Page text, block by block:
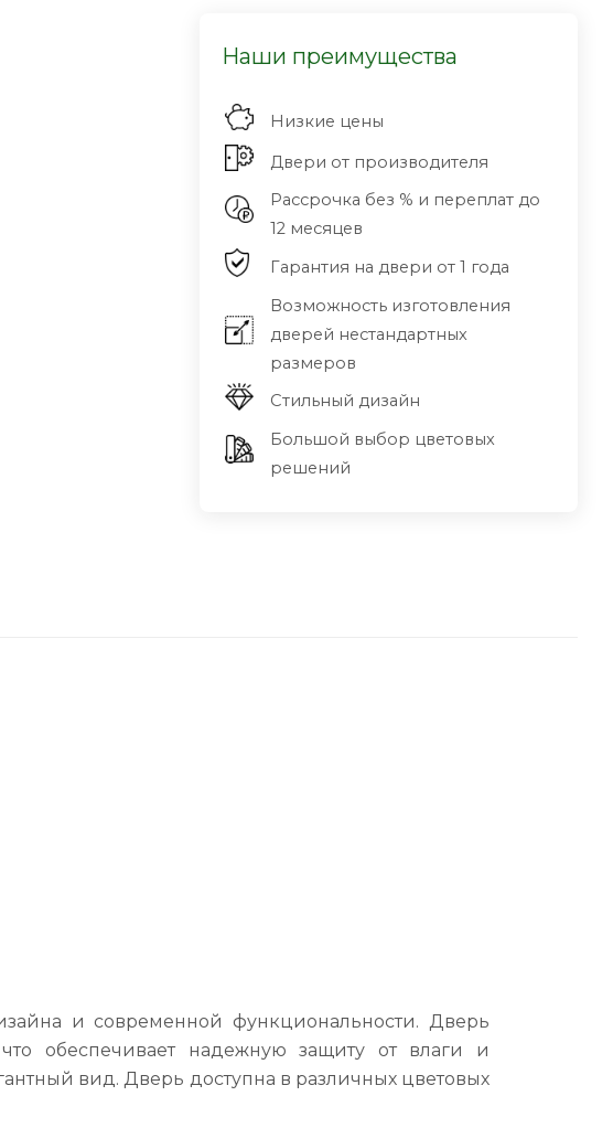
Наши преимущества
Низкие цены
Двери от производителя
Рассрочка без % и переплат до
12 месяцев
Гарантия на двери от 1 года
Возможность изготовления
дверей нестандартных
размеров
Стильный дизайн
Большой выбор цветовых
решений
и современной функциональности. Дверь
обеспечивает надежную защиту от влаги и
вид. Дверь доступна в различных цветовых